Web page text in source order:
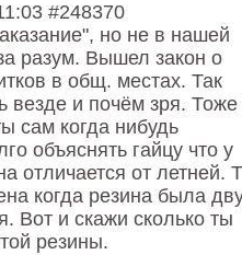
#248370
но не в нашей
разум. Вышел закон о
в общ. местах. Так
везде и почём зря. Тоже
сам когда нибудь
объяснять гайцу что у
отличается от летней.
когда резина была
Вот и скажи сколько ты
резины.